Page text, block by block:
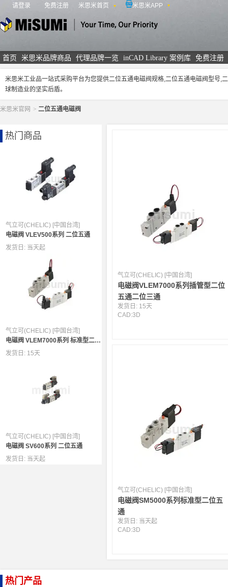
请登录 免费注册 米思米首页 米思米APP
首页 米思米品牌商品 代理品牌一览 inCAD Library 案例库 免费注册
米思米工业品一站式采购平台为您提供二位五通电磁阀规格,二位五通电磁阀型号
球制造业的坚实后盾。
米思米官网 > 二位五通电磁阀
热门商品
气立可(CHELIC) [中国台湾]
电磁阀 VLEV500系列 二位五通
发货日: 当天起
气立可(CHELIC) [中国台湾]
电磁阀 VLEM7000系列 标准型二位五通
发货日: 15天
气立可(CHELIC) [中国台湾]
电磁阀 SV600系列 二位五通
发货日: 当天起
气立可(CHELIC) [中国台湾]
电磁阀VLEM7000系列插管型二位
五通二位三通
发货日: 15天
CAD:3D
气立可(CHELIC) [中国台湾]
电磁阀SM5000系列标准型二位五
通
发货日: 当天起
CAD:3D
热门产品